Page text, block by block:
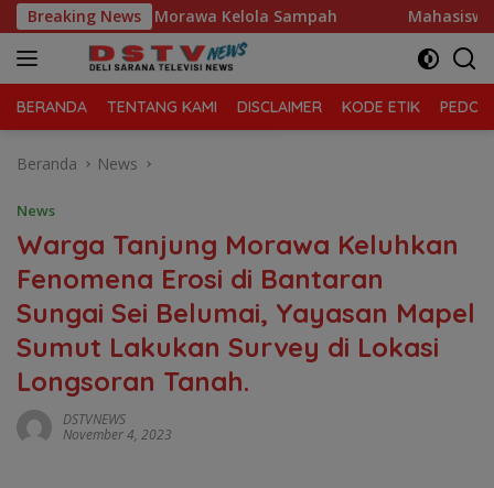
Langsung
ke
konten
Breaking News
Tanjung Morawa Kelola Sampah Mahasiswa
BERANDA TENTANG KAMI DISCLAIMER KODE ETIK
Beranda News
News
Warga Tanjung Morawa Keluhkan
Fenomena Erosi di Bantaran
Sungai Sei Belumai, Yayasan Mapel
Sumut Lakukan Survey di Lokasi
Longsoran Tanah.
DSTVNEWS
November 4, 2023